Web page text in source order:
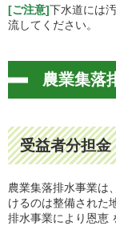
[ご注意]下水道には
流してください。
農業集落
受益者分担金
農業集落排水事業は
けるのは整備された
排水事業により恩恵